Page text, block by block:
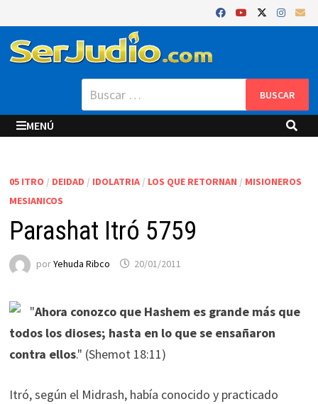
al
contenido
Buscar:
MENÚ
05 ITRO / DEIDAD / IDOLATRIA/ LOS QUE RETORNAN / MISIONEROS
MESIANICOS
Parashat Itró 5759
porYehuda Ribco 20/01/2011
"Ahora conozco que Hashem es grande más que
todos los dioses; hasta en lo que se ensañaron
contra ellos." (Shemot 18:11)
Itró, según el Midrash, había conocido y practicado